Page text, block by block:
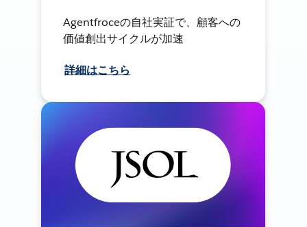
Agentfroceの自社実証で、顧客への
価値創出サイクルが加速
詳細はこちら